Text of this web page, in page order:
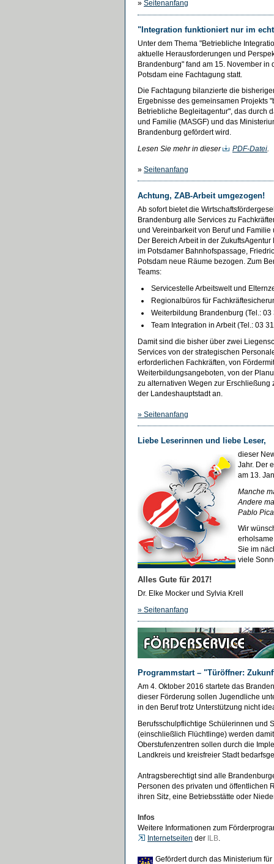
» Seitenanfang
"Integration funktioniert nur im
Unter dem Thema "Betriebliche
aktuelle Herausforderungen und
Brandenburg" fand am 15. November in
Potsdam eine Fachtagung statt.
Die Fachtagung bilanzierte die
Ergebnisse des gemeinsamen Projekts
Betriebliche Begleitagentur", das durch
und Familie (MASGF) und das
Brandenburg gefördert wird.
Lesen Sie mehr in dieser
PDF-Datei.
» Seitenanfang
Achtung, ZAB-Arbeit umgezogen!
Ab sofort bietet die
Brandenburg alle Services zu
und Vereinbarkeit von Beruf und Familie
Der Bereich Arbeit in der
im Potsdamer Bahnhofspassage,
Potsdam neue Räume bezogen. Zum
Teams:
Servicestelle Arbeitswelt und
Regionalbüros für
Weiterbildung Brandenburg (Tel.:
Team Integration in Arbeit (Tel.: 03
Damit sind die bisher über zwei
Services von der strategischen
erforderlichen Fachkräften, von
Weiterbildungsangeboten, von der
zu alternativen Wegen zur Erschließung
der Landeshauptstadt an.
» Seitenanfang
Liebe Leserinnen und liebe Leser,
dieser
Jahr. Der
am 13.
Manche
Andere
Pablo
Wir
Sie im
viele
Alles Gute für 2017!
Dr. Elke Mocker und Sylvia Krell
» Seitenanfang
Programmstart – "Türöffner:
Am 4. Oktober 2016 startete das
dieser Förderung sollen Jugendliche
in den Beruf trotz Unterstützung nicht
Berufsschulpflichtige Schülerinnen und
(einschließlich Flüchtlinge) werden
Oberstufenzentren sollen durch die
Landkreis und kreisfreier Stadt
Antragsberechtigt sind alle
Personen des privaten und öffentlichen
ihren Sitz, eine Betriebsstätte oder
Infos
Weitere Informationen zum
Internetseiten der ILB
Gefördert durch das Ministerium